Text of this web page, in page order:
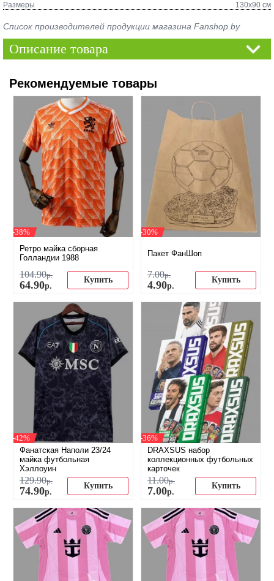
Размеры
130х90 см
Список производителей продукции магазина Fanshop.by
Описание товара
Рекомендуемые товары
-38%
Ретро майка сборная
Голландии 1988
104.90р.
64.90р.
Купить
-30%
Пакет ФанШоп
7.00р.
4.90р.
Купить
-42%
Фанатская Наполи 23/24
майка футбольная
Хэллоуин
129.90р.
74.90р.
Купить
-36%
DRAXSUS набор
коллекционных футбольных
карточек
11.00р.
7.00р.
Купить